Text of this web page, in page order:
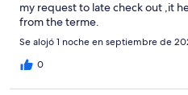
my request to late check out ,it
from the terme.
Se alojó 1 noche en septiembre de
0